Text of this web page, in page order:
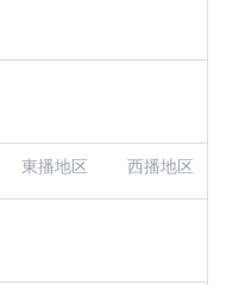
東播地区 西播地区